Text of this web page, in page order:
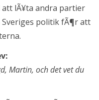
att lÃ¥ta andra partier
politik fÃ¶r att
Martin, och det vet du